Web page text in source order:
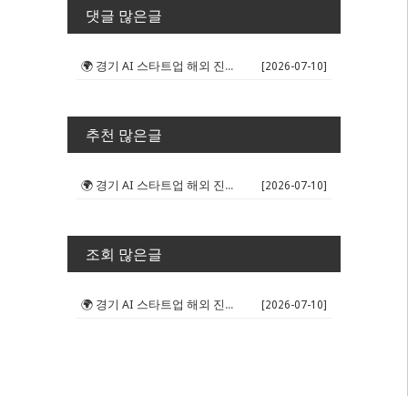
댓글 많은글
🌍 경기 AI 스타트업 해외 진출 판... [2026-07-10]
추천 많은글
🌍 경기 AI 스타트업 해외 진출 판... [2026-07-10]
조회 많은글
🌍 경기 AI 스타트업 해외 진출 판... [2026-07-10]